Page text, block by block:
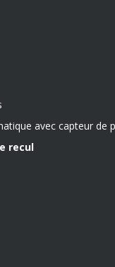
avec capteur de
recul